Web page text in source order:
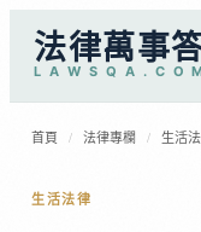
法律萬事
L A W S Q A . C O
首頁 / 法律專欄 / 生活
生活法律